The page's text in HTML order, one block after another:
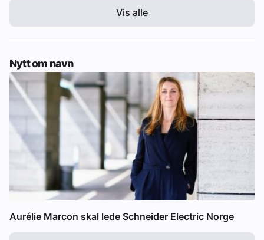
Vis alle
Nytt om navn
Aurélie Marcon skal lede Schneider Electric Norge